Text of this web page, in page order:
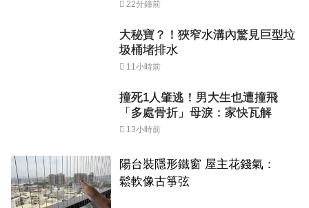
22分鐘前
大秘寶？！狹窄水溝內驚見巨型垃
圾桶堵排水
11小時前
撞死1人肇逃！男大生也遭撞飛
「多處骨折」母淚：家快瓦解
13小時前
陽台裝隱形鐵窗 屋主花錢氣：
鬆軟像古箏弦